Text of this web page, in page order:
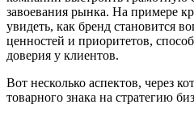
завоевания рынка. На примере
увидеть, как бренд становится
ценностей и приоритетов,
доверия у клиентов.
Вот несколько аспектов, через
товарного знака на стратегию